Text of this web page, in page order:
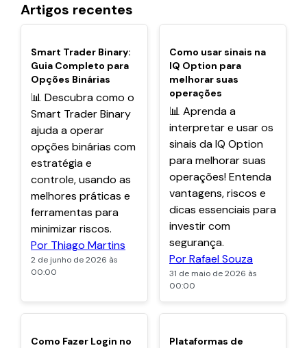
Artigos recentes
POPULARES
Smart Trader Binary:
Guia Completo para
Opções Binárias
📊 Descubra como o
Smart Trader Binary
ajuda a operar
opções binárias com
estratégia e
controle, usando as
melhores práticas e
ferramentas para
minimizar riscos.
Por Thiago Martins
2 de junho de 2026 às
00:00
POPULARES
Como usar sinais na
IQ Option para
melhorar suas
operações
📊 Aprenda a
interpretar e usar os
sinais da IQ Option
para melhorar suas
operações! Entenda
vantagens, riscos e
dicas essenciais para
investir com
segurança.
Por Rafael Souza
31 de maio de 2026 às
00:00
POPULARES
Como Fazer Login no
POPULARES
Plataformas de